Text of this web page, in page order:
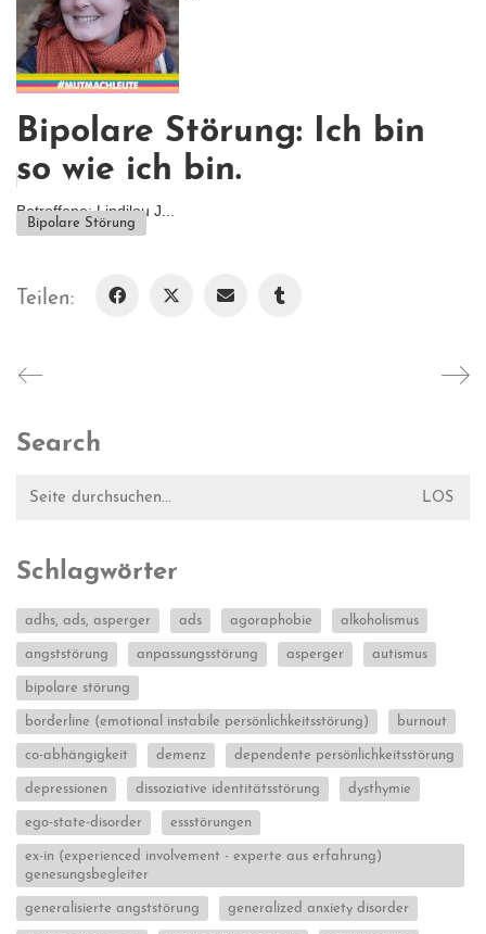
Bipolare Störung: Ich bin
so wie ich bin.
Betroffene: Lindilou J...
Bipolare Störung
Teilen:
Search
nach:
Schlagwörter
adhs, ads, asperger ads agoraphobie alkoholismus
angststörung anpassungsstörung asperger autismus
bipolare störung
borderline (emotional instabile persönlichkeitsstörung) burnout
co-abhängigkeit demenz dependente persönlichkeitsstörung
depressionen dissoziative identitätsstörung dysthymie
ego-state-disorder essstörungen
ex-in (experienced involvement - experte aus erfahrung)
genesungsbegleiter
generalisierte angststörung generalized anxiety disorder